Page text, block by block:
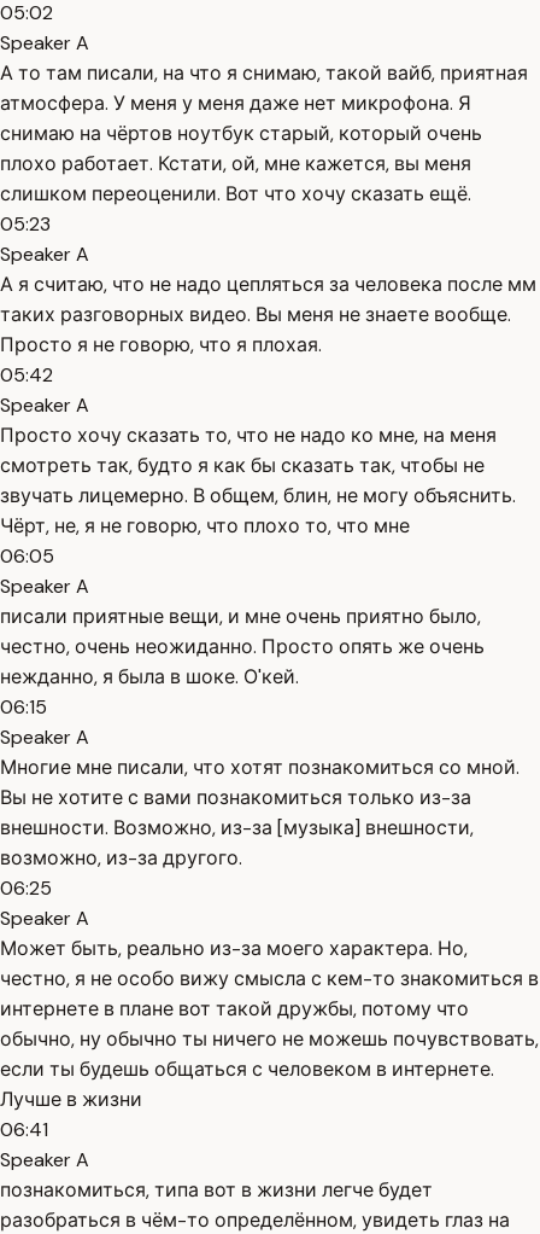
05:02
Speaker A
А то там писали, на что я снимаю, такой вайб, приятная
атмосфера. У меня у меня даже нет микрофона. Я
снимаю на чёртов ноутбук старый, который очень
плохо работает. Кстати, ой, мне кажется, вы меня
слишком переоценили. Вот что хочу сказать ещё.
05:23
Speaker A
А я считаю, что не надо цепляться за человека после мм
таких разговорных видео. Вы меня не знаете вообще.
Просто я не говорю, что я плохая.
05:42
Speaker A
Просто хочу сказать то, что не надо ко мне, на меня
смотреть так, будто я как бы сказать так, чтобы не
звучать лицемерно. В общем, блин, не могу объяснить.
Чёрт, не, я не говорю, что плохо то, что мне
06:05
Speaker A
писали приятные вещи, и мне очень приятно было,
честно, очень неожиданно. Просто опять же очень
нежданно, я была в шоке. О'кей.
06:15
Speaker A
Многие мне писали, что хотят познакомиться со мной.
Вы не хотите с вами познакомиться только из-за
внешности. Возможно, из-за [музыка] внешности,
возможно, из-за другого.
06:25
Speaker A
Может быть, реально из-за моего характера. Но,
честно, я не особо вижу смысла с кем-то знакомиться в
интернете в плане вот такой дружбы, потому что
обычно, ну обычно ты ничего не можешь почувствовать,
если ты будешь общаться с человеком в интернете.
Лучше в жизни
06:41
Speaker A
познакомиться, типа вот в жизни легче будет
разобраться в чём-то определённом, увидеть глаз на